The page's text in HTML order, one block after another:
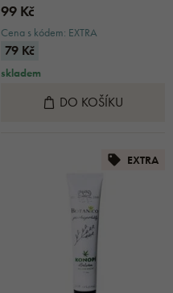
99 Kč
Cena s kódem: EXTRA
79 Kč
skladem
DO KOŠÍKU
EXTRA